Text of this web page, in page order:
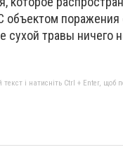
сухой травы ничего
і натисніть Ctrl + Enter, щоб